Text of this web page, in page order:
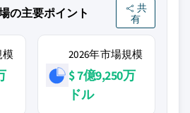
の主要ポイント
共
有
模 2026年市場規模
$ 7億9,250万
ドル